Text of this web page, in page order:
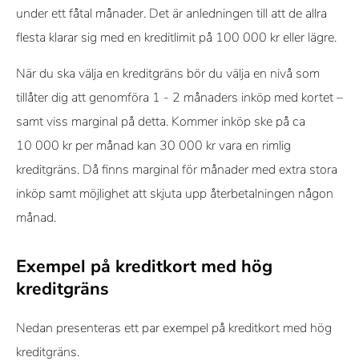
under ett fåtal månader. Det är anledningen till att de allra
flesta klarar sig med en kreditlimit på 100 000 kr eller lägre.
När du ska välja en kreditgräns bör du välja en nivå som
tillåter dig att genomföra 1 - 2 månaders inköp med kortet –
samt viss marginal på detta. Kommer inköp ske på ca
10 000 kr per månad kan 30 000 kr vara en rimlig
kreditgräns. Då finns marginal för månader med extra stora
inköp samt möjlighet att skjuta upp återbetalningen någon
månad.
Exempel på kreditkort med hög
kreditgräns
Nedan presenteras ett par exempel på kreditkort med hög
kreditgräns.